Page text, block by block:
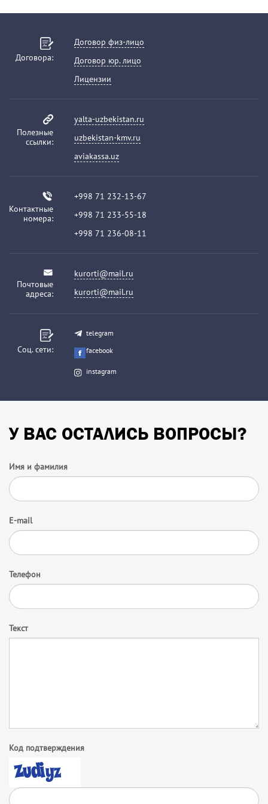
Договора:
Договор физ-лицо
Договор юр. лицо
Лицензии
Полезные
ссылки:
yalta-uzbekistan.ru
uzbekistan-kmv.ru
aviakassa.uz
Контактные
номера:
+998 71 232-13-67
+998 71 233-55-18
+998 71 236-08-11
Почтовые
адреса:
kurorti@mail.ru
kurorti@mail.ru
Соц. сети:
telegram
facebook
instagram
У ВАС ОСТАЛИСЬ ВОПРОСЫ?
Имя и фамилия
E-mail
Телефон
Текст
Код подтверждения